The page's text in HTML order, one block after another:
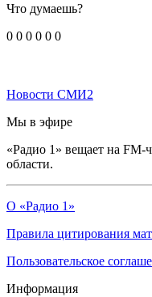
Что думаешь?
0 0 0 0 0 0
Новости СМИ2
Мы в эфире
«Радио 1» вещает на FM-
области.
О «Радио 1»
Правила цитирования
Пользовательское
Информация